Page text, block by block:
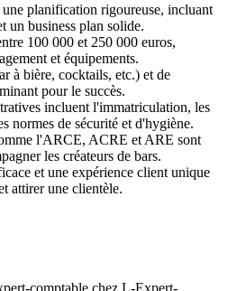
planification rigoureuse, incluant
un business plan solide.
100 000 et 250 000 euros,
et équipements.
à bière, cocktails, etc.) et de
pour le succès.
incluent l'immatriculation, les
normes de sécurité et d'hygiène.
l'ARCE, ACRE et ARE sont
les créateurs de bars.
et une expérience client unique
attirer une clientèle.
comptable chez L-Expert-